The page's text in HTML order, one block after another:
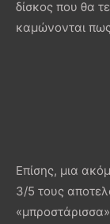
δίσκος που θα
καμώνονται πως
Επίσης, μια
3/5 τους